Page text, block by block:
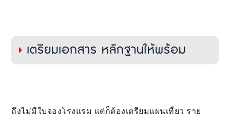
เตรียมเอกสาร หลักฐานให้พร้อม
ถึงไม่มีใบจองโรงแรม แต่ก็ต้องเตรียมแผนเที่ยว ราย